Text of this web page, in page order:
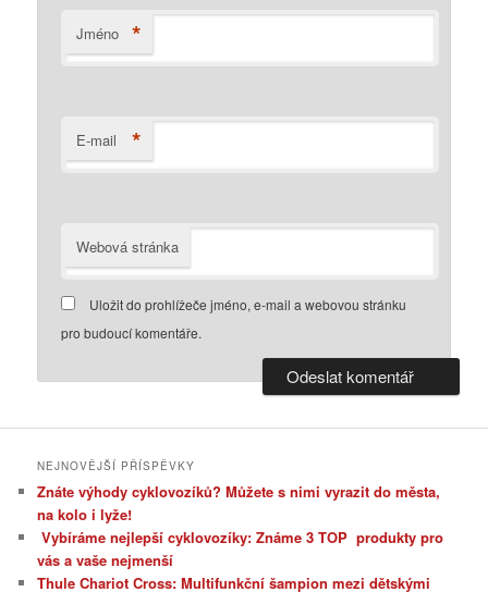
Jméno *
E-mail *
Webová stránka
Uložit do prohlížeče jméno, e-mail a webovou stránku
pro budoucí komentáře.
NEJNOVĚJŠÍ PŘÍSPĚVKY
Znáte výhody cyklovozíků? Můžete s nimi vyrazit do města,
na kolo i lyže!
Vybíráme nejlepší cyklovozíky: Známe 3 TOP produkty pro
vás a vaše nejmenší
Thule Chariot Cross: Multifunkční šampion mezi dětskými